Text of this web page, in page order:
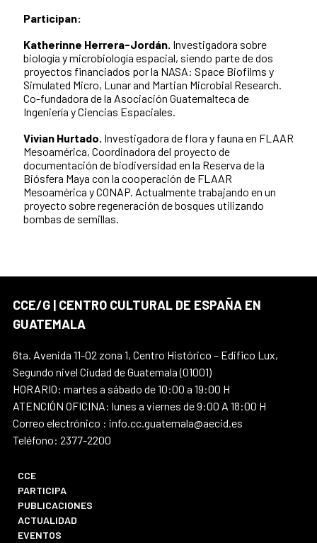
Participan:
Katherinne Herrera-Jordán. Investigadora sobre
biología y microbiología espacial, siendo parte de dos
proyectos financiados por la NASA: Space Biofilms y
Simulated Micro, Lunar and Martian Microbial Research.
Co-fundadora de la Asociación Guatemalteca de
Ingeniería y Ciencias Espaciales.
Vivian Hurtado. Investigadora de flora y fauna en FLAAR
Mesoamérica, Coordinadora del proyecto de
documentación de biodiversidad en la Reserva de la
Biósfera Maya con la cooperación de FLAAR
Mesoamérica y CONAP. Actualmente trabajando en un
proyecto sobre regeneración de bosques utilizando
bombas de semillas.
CCE/G | CENTRO CULTURAL DE ESPAÑA EN
GUATEMALA
6ta. Avenida 11-02 zona 1, Centro Histórico – Edifico Lux,
Segundo nivel Ciudad de Guatemala (01001)
HORARIO: martes a sábado de 10:00 a 19:00 H
ATENCIÓN OFICINA: lunes a viernes de 9:00 A 18:00 H
Correo electrónico : info.cc.guatemala@aecid.es
Teléfono: 2377-2200
CCE
PARTICIPA
PUBLICACIONES
ACTUALIDAD
EVENTOS